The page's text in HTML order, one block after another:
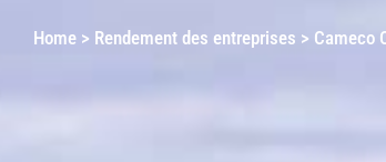
Home > Rendement des entreprises > Cameco